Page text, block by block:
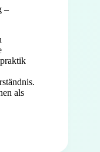
–
als